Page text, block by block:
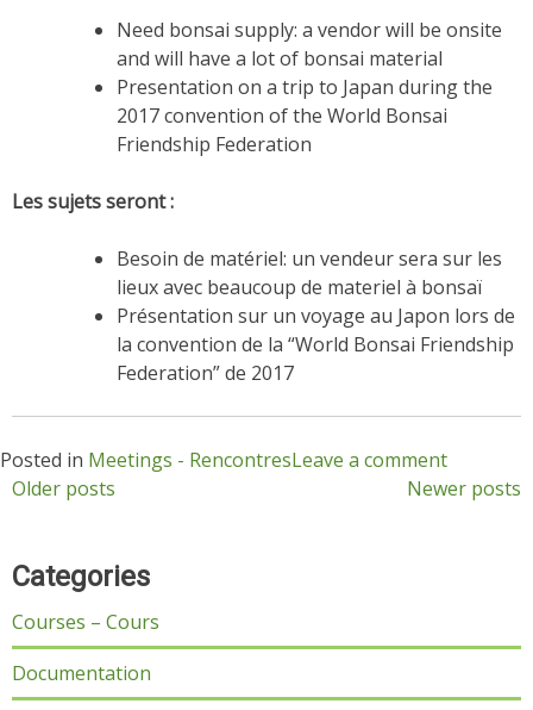
Need bonsai supply: a vendor will be onsite
and will have a lot of bonsai material
Presentation on a trip to Japan during the
2017 convention of the World Bonsai
Friendship Federation
Les sujets seront :
Besoin de matériel: un vendeur sera sur les
lieux avec beaucoup de materiel à bonsaï
Présentation sur un voyage au Japon lors de
la convention de la “World Bonsai Friendship
Federation” de 2017
Posted in Meetings - RencontresLeave a comment
Posts
Older posts Newer posts
Categories
Courses – Cours
Documentation